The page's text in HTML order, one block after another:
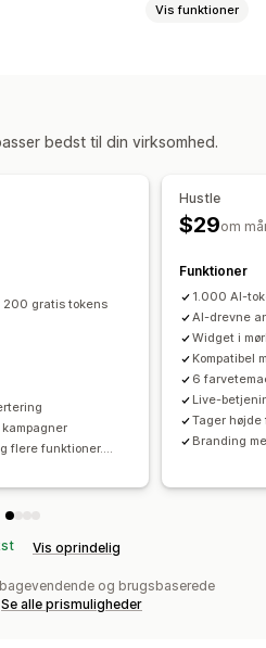
Vis funktioner
bedst til din virksomhed.
200 gratis tokens
flere funktioner....
Hustle
$29om
Funktioner
1.000 AI-
AI-drevne
Widget i
Kompatibel
6
Live-
Tager
Branding
Vis oprindelig
og brugsbaserede
Se alle prismuligheder